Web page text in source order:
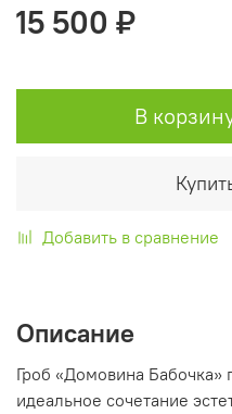
15 500 ₽
В
Добавить в сравнение
Описание
Гроб «Домовина Бабочка»
идеальное сочетание